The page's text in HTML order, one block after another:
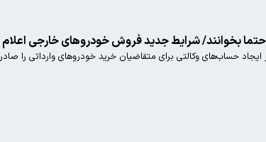
بخوانند/ شرایط جدید فروش خودروهای خارجی
حساب‌های وکالتی برای متقاضیان خرید خودروهای وارداتی را